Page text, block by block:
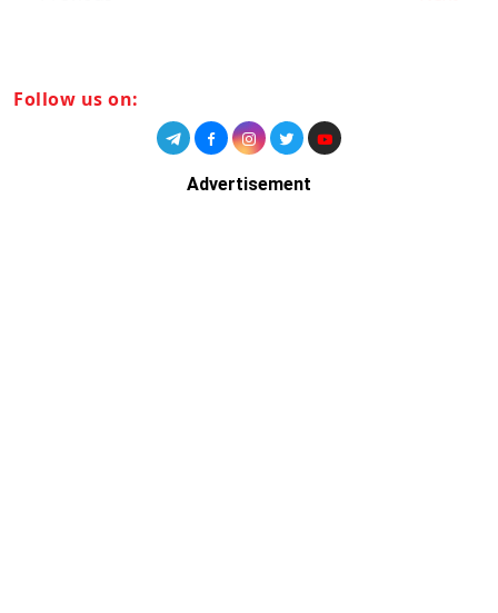
Follow us on:
Advertisement